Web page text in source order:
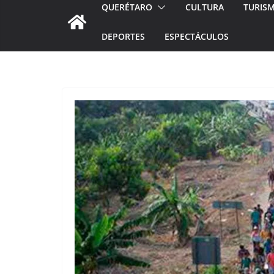
QUERÉTARO CULTURA
DEPORTES ESPECTÁCULOS